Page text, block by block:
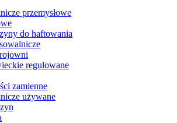
przemysłowe
do haftowania
regulowane
zamienne
używane